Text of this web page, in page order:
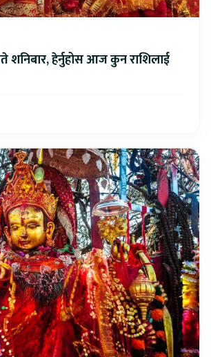
शनिबार, हेर्नुहोस आज कुन राशिलाई